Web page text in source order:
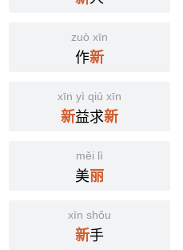
zuò xīn
作新
xīn yì qiú xīn
新益求新
měi lì
美丽
xīn shǒu
新手